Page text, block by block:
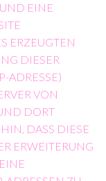
EINE
ERZEUGTEN
DIESER
W
VON G
DORT G
DASS DIESE W
ERWEITERUNG „
A